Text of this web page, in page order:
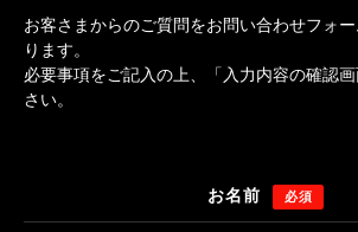
お客さまからのご質問をお問い合わせフォ
ります。
必要事項をご記入の上、「入力内容の確認
さい。
お名前 必須